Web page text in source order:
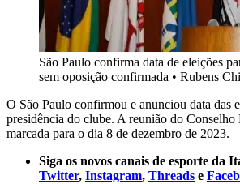
São Paulo confirma data de eleições
sem oposição confirmada • Rubens
O São Paulo confirmou e anunciou data das
presidência do clube. A reunião do Conselho
marcada para o dia 8 de dezembro de 2023.
Siga os novos canais de esporte da
Twitter, Instagram, Threads e